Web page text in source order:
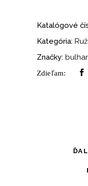
Katalógové
Kategória:
Značky:
Zdieľam: